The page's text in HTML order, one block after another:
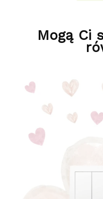
Mogą Ci